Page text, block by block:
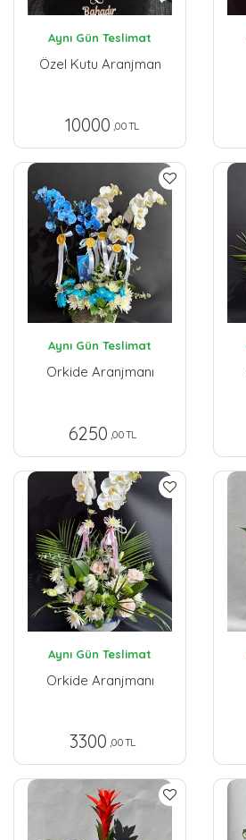
Aynı Gün Teslimat
Özel Kutu Aranjman
10000 ,00 TL
Aynı Gün Teslimat
Orkide Aranjmanı
6250 ,00 TL
Aynı Gün Teslimat
Orkide Aranjmanı
3300 ,00 TL